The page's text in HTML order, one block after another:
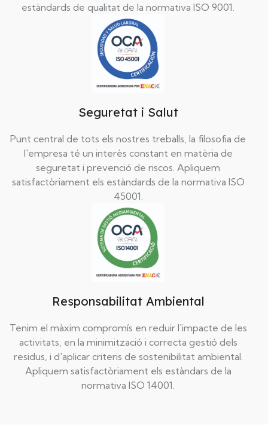
estàndards de qualitat de la normativa ISO 9001.
Seguretat i Salut
Punt central de tots els nostres treballs, la filosofia de
l'empresa té un interès constant en matèria de
seguretat i prevenció de riscos. Apliquem
satisfactòriament els estàndards de la normativa ISO
45001.
Responsabilitat Ambiental
Tenim el màxim compromís en reduir l'impacte de les
activitats, en la minimització i correcta gestió dels
residus, i d'aplicar criteris de sostenibilitat ambiental.
Apliquem satisfactòriament els estàndars de la
normativa ISO 14001.